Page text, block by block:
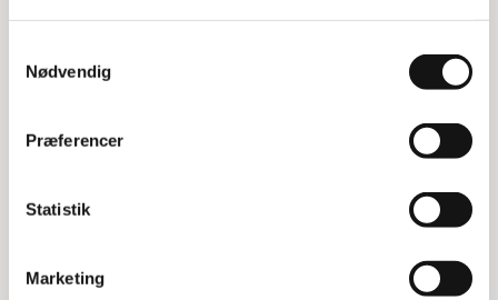
Nødvendig
Præferencer
Statistik
Marketing
3117300018